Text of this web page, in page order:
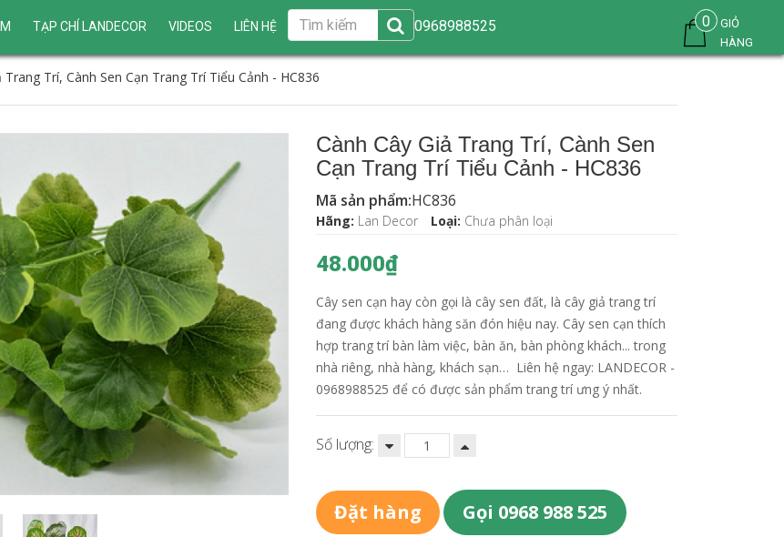
TẠP CHÍ LANDECOR VIDEOS LIÊN HỆ 0968988525 0
GIỎ
HÀNG
Trang Trí, Cành Sen Cạn Trang Trí Tiểu Cảnh - HC836
Cành Cây Giả Trang Trí, Cành Sen
Cạn Trang Trí Tiểu Cảnh - HC836
Mã sản phẩm:HC836
Hãng: Lan Decor Loại: Chưa phân loại
48.000₫
Cây sen cạn hay còn gọi là cây sen đất, là cây giả trang trí
đang được khách hàng săn đón hiệu nay. Cây sen cạn thích
hợp trang trí bàn làm việc, bàn ăn, bàn phòng khách... trong
nhà riêng, nhà hàng, khách sạn… Liên hệ ngay: LANDECOR -
0968988525 để có được sản phẩm trang trí ưng ý nhất.
Số lượng:
Đặt hàng Gọi 0968 988 525